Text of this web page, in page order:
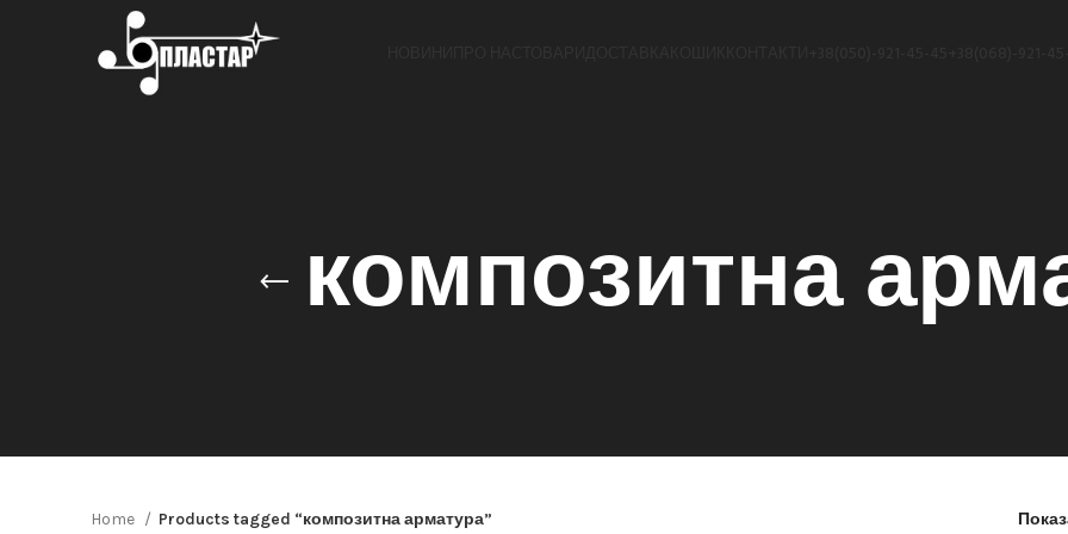
композитна
Home Products tagged “композитна арматура”